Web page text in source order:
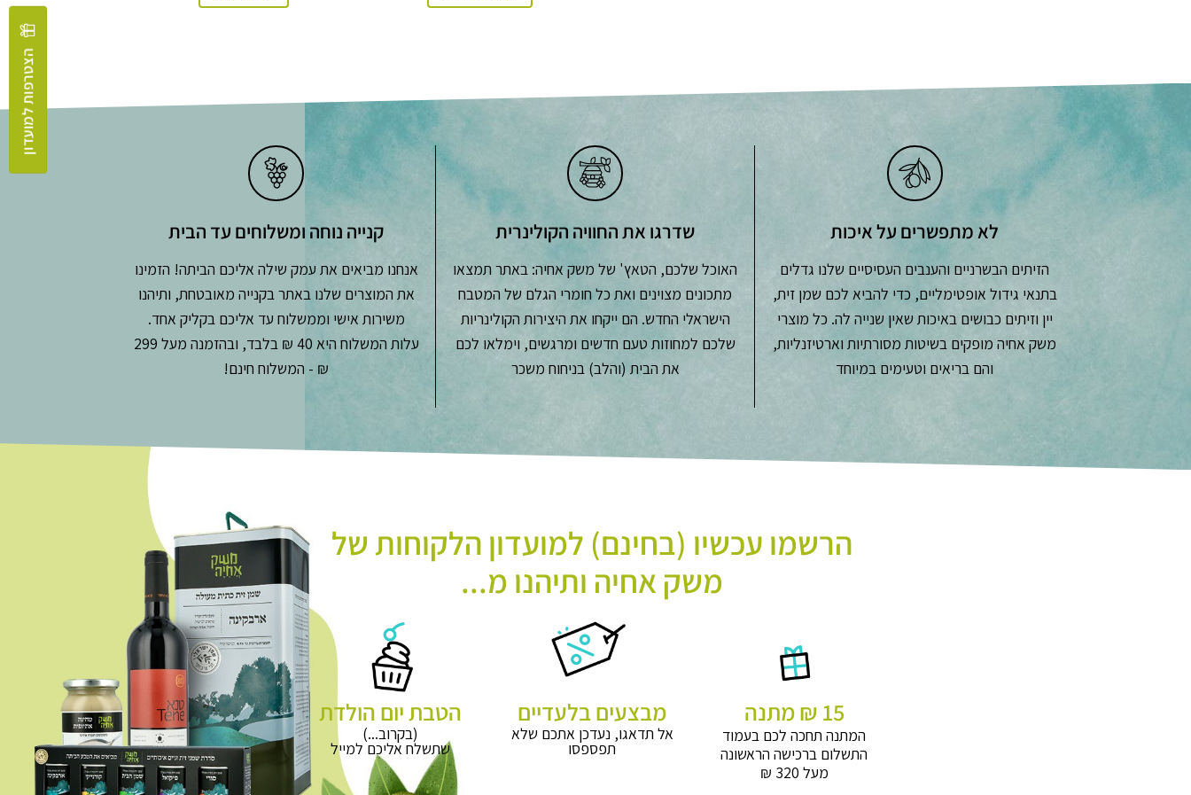
מספר
סוגים.
לבחור
את
המוצר
לא מתפשרים על איכות
הזיתים הבשרניים והענבים העסיסיים שלנו גדלים
בתנאי גידול אופטימליים, כדי להביא לכם שמן זית,
יין וזיתים כבושים באיכות שאין שנייה לה. כל מוצרי
משק אחיה מופקים בשיטות מסורתיות וארטיזנליות,
והם בריאים וטעימים במיוחד
שדרגו את החוויה הקולינרית
האוכל שלכם, הטאץ' של משק אחיה: באתר תמצאו
מתכונים מצוינים ואת כל חומרי הגלם של המטבח
הישראלי החדש. הם ייקחו את היצירות הקולינריות
שלכם למחוזות טעם חדשים ומרגשים, וימלאו לכם
את הבית (והלב) בניחוח משכר
קנייה נוחה ומשלוחים עד הבית
אנחנו מביאים את עמק שילה אליכם הביתה! הזמינו
את המוצרים שלנו באתר בקנייה מאובטחת, ותיהנו
משירות אישי וממשלוח עד אליכם בקליק אחד.
עלות המשלוח היא 40 ₪ בלבד, ובהזמנה מעל 299
₪ - המשלוח חינם!
הרשמו עכשיו (בחינם) למועדון הלקוחות של
משק אחיה ותיהנו מ...
15 ₪ מתנה
המתנה תחכה לכם בעמוד
התשלום ברכישה הראשונה
מעל 320 ₪
מבצעים בלעדיים
אל תדאגו, נעדכן אתכם שלא
תפספסו
הטבת יום הולדת
(בקרוב...)
שתשלח אליכם למייל
הצטרפות למועדון